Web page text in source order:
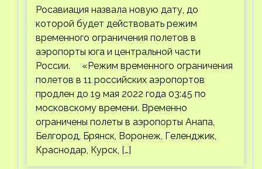
Росавиация назвала новую дату, до
которой будет действовать режим
временного ограничения полетов в
аэропорты юга и центральной части
России. «Режим временного ограничения
полетов в 11 российских аэропортов
продлен до 19 мая 2022 года 03:45 по
московскому времени. Временно
ограничены полеты в аэропорты Анапа,
Белгород, Брянск, Воронеж, Геленджик,
Краснодар, Курск, […]